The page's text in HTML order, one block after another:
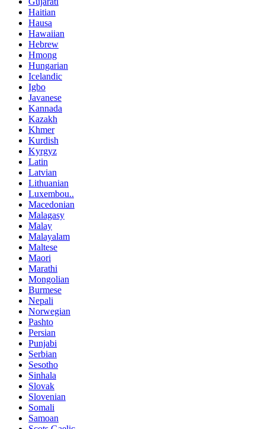
Haitian
Hausa
Hawaiian
Hebrew
Hmong
Hungarian
Icelandic
Igbo
Javanese
Kannada
Kazakh
Khmer
Kurdish
Kyrgyz
Latin
Latvian
Lithuanian
Luxembou..
Macedonian
Malagasy
Malay
Malayalam
Maltese
Maori
Marathi
Mongolian
Burmese
Nepali
Norwegian
Pashto
Persian
Punjabi
Serbian
Sesotho
Sinhala
Slovak
Slovenian
Somali
Samoan